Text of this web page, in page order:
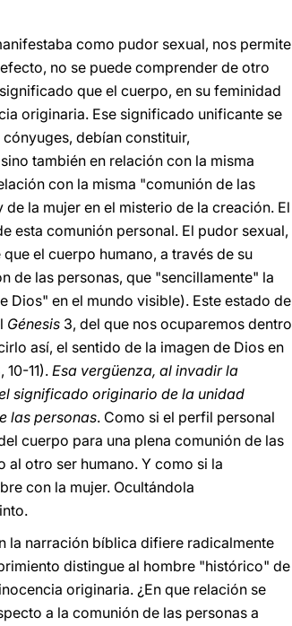
como pudor sexual, nos permite
no se puede comprender de otro
que el cuerpo, en su feminidad
originaria. Ese significado unificante se
debían constituir,
también en relación con la misma
con la misma "comunión de las
la mujer en el misterio de la creación. El
esta comunión personal. El pudor sexual,
el cuerpo humano, a través de su
de las personas, que "sencillamente" la
Dios" en el mundo visible). Este estado de
Génesis 3, del que nos ocuparemos dentro
así, el sentido de la imagen de Dios en
10-11).Esa vergüenza, al invadir la
significado originario de la unidad
las personas. Como si el perfil personal
cuerpo para una plena comunión de las
al otro ser humano. Y como si la
con la mujer. Ocultándola
la narración bíblica difiere radicalmente
distingue al hombre "histórico" de
originaria. ¿En que relación se
a la comunión de las personas a